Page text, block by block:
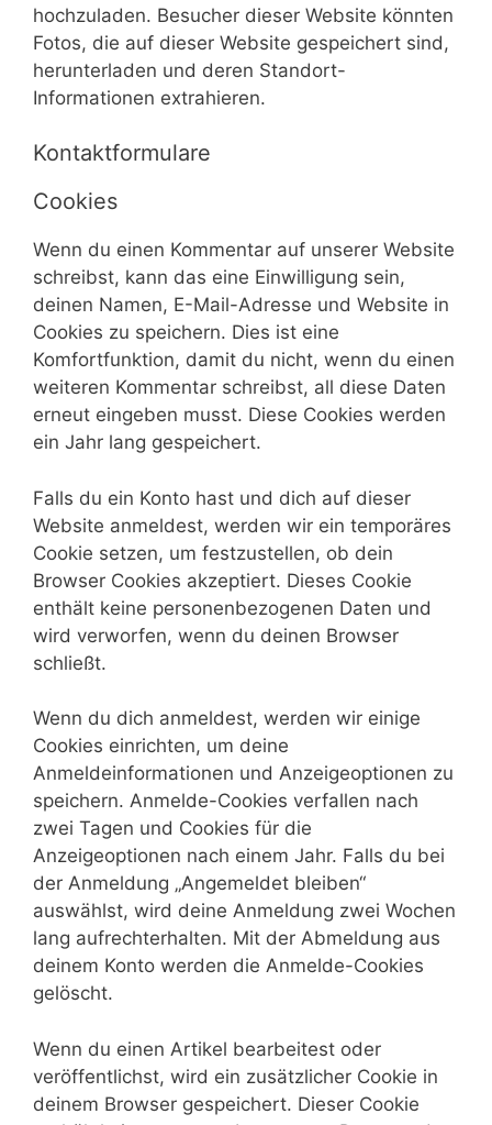
hochzuladen. Besucher dieser Website könnten
Fotos, die auf dieser Website gespeichert sind,
herunterladen und deren Standort-
Informationen extrahieren.
Kontaktformulare
Cookies
Wenn du einen Kommentar auf unserer Website
schreibst, kann das eine Einwilligung sein,
deinen Namen, E-Mail-Adresse und Website in
Cookies zu speichern. Dies ist eine
Komfortfunktion, damit du nicht, wenn du einen
weiteren Kommentar schreibst, all diese Daten
erneut eingeben musst. Diese Cookies werden
ein Jahr lang gespeichert.
Falls du ein Konto hast und dich auf dieser
Website anmeldest, werden wir ein temporäres
Cookie setzen, um festzustellen, ob dein
Browser Cookies akzeptiert. Dieses Cookie
enthält keine personenbezogenen Daten und
wird verworfen, wenn du deinen Browser
schließt.
Wenn du dich anmeldest, werden wir einige
Cookies einrichten, um deine
Anmeldeinformationen und Anzeigeoptionen zu
speichern. Anmelde-Cookies verfallen nach
zwei Tagen und Cookies für die
Anzeigeoptionen nach einem Jahr. Falls du bei
der Anmeldung „Angemeldet bleiben“
auswählst, wird deine Anmeldung zwei Wochen
lang aufrechterhalten. Mit der Abmeldung aus
deinem Konto werden die Anmelde-Cookies
gelöscht.
Wenn du einen Artikel bearbeitest oder
veröffentlichst, wird ein zusätzlicher Cookie in
deinem Browser gespeichert. Dieser Cookie